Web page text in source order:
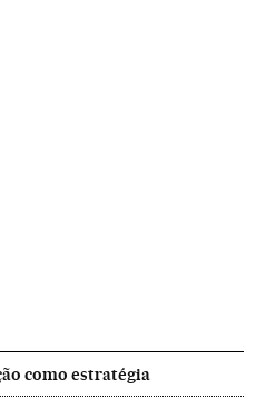
como estratégia